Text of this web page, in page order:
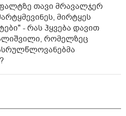
თავი მრავალჯერ
მირტყეს
- რას ჰყვება დავით
რომელზეც